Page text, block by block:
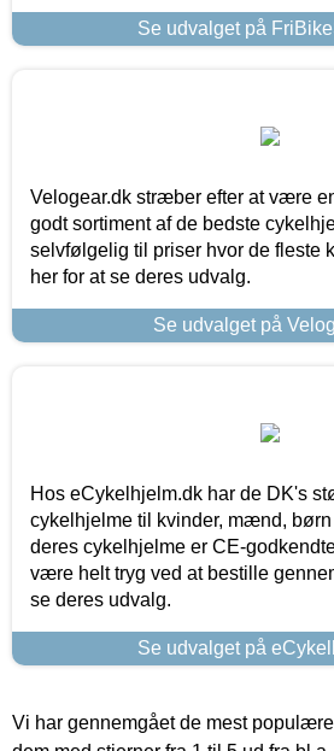
Se udvalget på
Velogear.dk stræber efter at være
godt sortiment af de bedste
selvfølgelig til priser hvor de fleste
her for at se deres udvalg.
Se udvalget på
Hos eCykelhjelm.dk har de DK's
cykelhjelme til kvinder, mænd,
deres cykelhjelme er CE-
være helt tryg ved at bestille
se deres udvalg.
Se udvalget på
Vi har gennemgået de mest